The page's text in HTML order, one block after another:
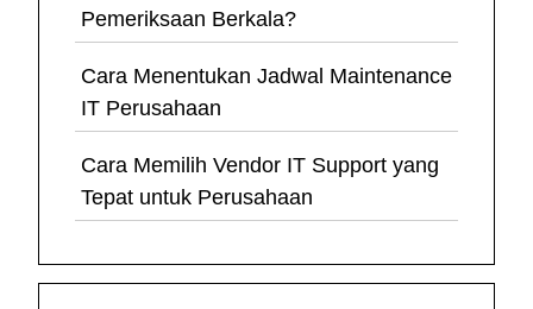
Pemeriksaan Berkala?
Cara Menentukan Jadwal Maintenance
IT Perusahaan
Cara Memilih Vendor IT Support yang
Tepat untuk Perusahaan